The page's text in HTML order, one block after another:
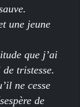
une jeune
que j’ai
tristesse.
ne cesse
de